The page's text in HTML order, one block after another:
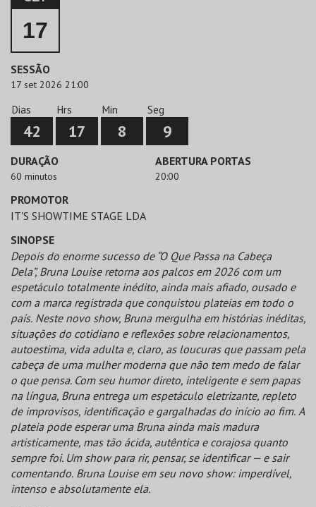
17
SESSÃO
17 set 2026 21:00
Dias
42
Hrs
17
Min
8
Seg
9
DURAÇÃO
60 minutos
ABERTURA PORTAS
20:00
PROMOTOR
IT'S SHOWTIME STAGE LDA
SINOPSE
Depois do enorme sucesso de “O Que Passa na Cabeça
Dela”, Bruna Louise retorna aos palcos em 2026 com um
espetáculo totalmente inédito, ainda mais afiado, ousado e
com a marca registrada que conquistou plateias em todo o
país. Neste novo show, Bruna mergulha em histórias inéditas,
situações do cotidiano e reflexões sobre relacionamentos,
autoestima, vida adulta e, claro, as loucuras que passam pela
cabeça de uma mulher moderna que não tem medo de falar
o que pensa. Com seu humor direto, inteligente e sem papas
na língua, Bruna entrega um espetáculo eletrizante, repleto
de improvisos, identificação e gargalhadas do início ao fim. A
plateia pode esperar uma Bruna ainda mais madura
artisticamente, mas tão ácida, autêntica e corajosa quanto
sempre foi. Um show para rir, pensar, se identificar — e sair
comentando. Bruna Louise em seu novo show: imperdível,
intenso e absolutamente ela.